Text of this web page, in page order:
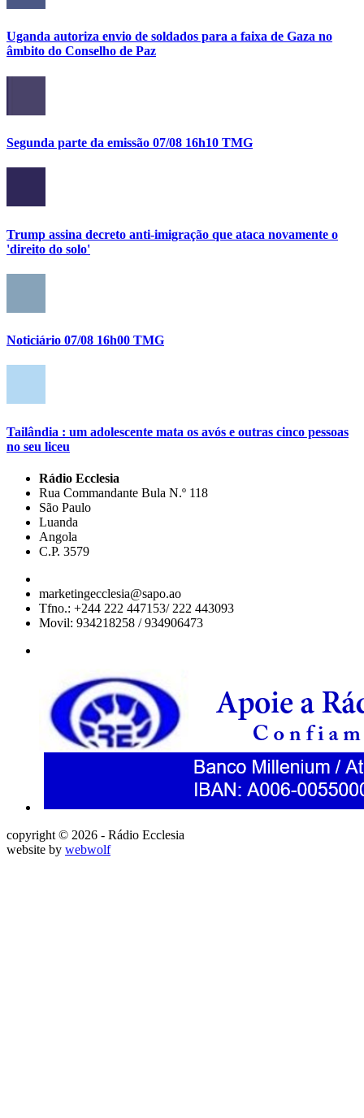
Uganda autoriza envio de soldados para a faixa de Gaza no
âmbito do Conselho de Paz
Segunda parte da emissão 07/08 16h10 TMG
Trump assina decreto anti-imigração que ataca novamente o
'direito do solo'
Noticiário 07/08 16h00 TMG
Tailândia : um adolescente mata os avós e outras cinco pessoas
no seu liceu
Rádio Ecclesia
Rua Commandante Bula N.º 118
São Paulo
Luanda
Angola
C.P. 3579
marketingecclesia@sapo.ao
Tfno.: +244 222 447153/ 222 443093
Movil: 934218258 / 934906473
copyright © 2026 - Rádio Ecclesia
website by webwolf